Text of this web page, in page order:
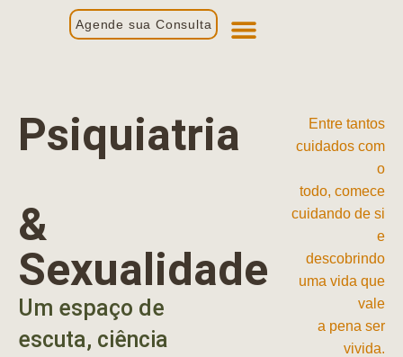
Agende sua Consulta
Psiquiatria
&
Sexualidade
Um espaço de
escuta, ciência
Entre tantos
cuidados com
o
todo, comece
cuidando de si
e
descobrindo
uma vida que
vale
a pena ser
vivida.